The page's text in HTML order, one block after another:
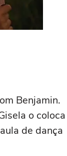
Benjamin.
o coloca
de dança